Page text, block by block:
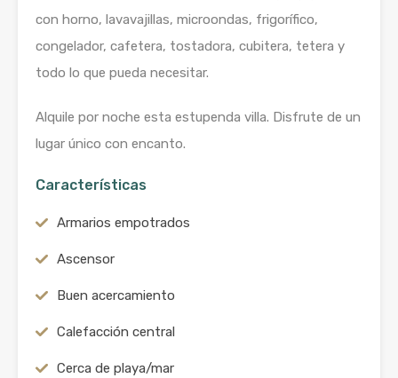
con horno, lavavajillas, microondas, frigorífico,
congelador, cafetera, tostadora, cubitera, tetera y
todo lo que pueda necesitar.
Alquile por noche esta estupenda villa. Disfrute de un
lugar único con encanto.
Características
Armarios empotrados
Ascensor
Buen acercamiento
Calefacción central
Cerca de playa/mar